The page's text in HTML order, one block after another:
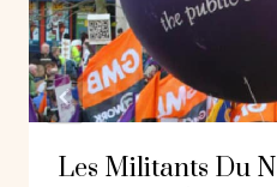
Les Militants Du